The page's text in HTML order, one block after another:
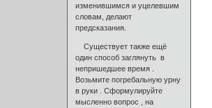
изменившимся и уцелевшим
словам, делают
предсказания.
Существует также ещё
один способ заглянуть в
непришедшее время .
Возьмите погребальную урну
в руки . Сформулируйте
мысленно вопрос , на